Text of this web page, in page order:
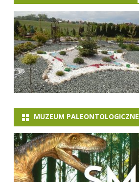
MUZEUM PALEONTOLOGICZNE